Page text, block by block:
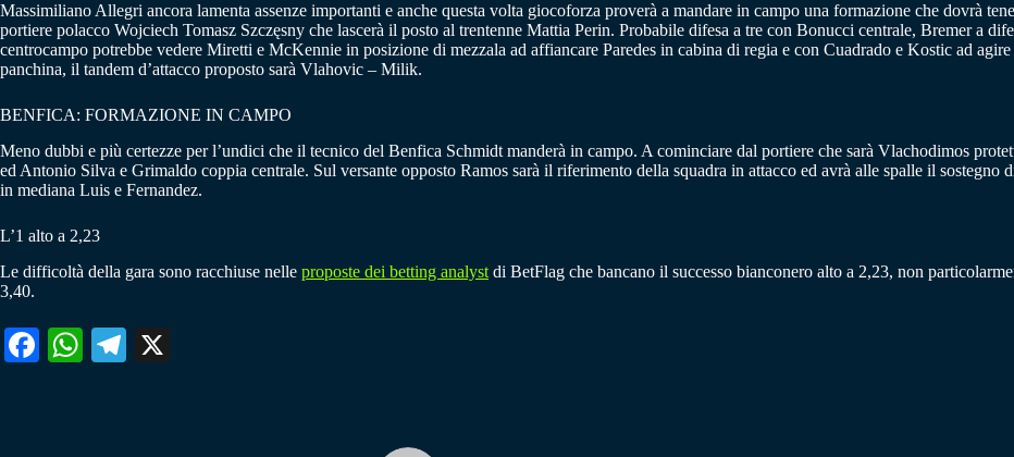
Massimiliano Allegri ancora lamenta assenze importanti e anche questa volta giocoforza proverà a mandare in campo una formazione che dovrà
portiere polacco Wojciech Tomasz Szczęsny che lascerà il posto al trentenne Mattia Perin. Probabile difesa a tre con Bonucci centrale, Bremer a
centrocampo potrebbe vedere Miretti e McKennie in posizione di mezzala ad affiancare Paredes in cabina di regia e con Cuadrado e Kostic ad
panchina, il tandem d’attacco proposto sarà Vlahovic – Milik.
BENFICA: FORMAZIONE IN CAMPO
Meno dubbi e più certezze per l’undici che il tecnico del Benfica Schmidt manderà in campo. A cominciare dal portiere che sarà Vlachodimos
ed Antonio Silva e Grimaldo coppia centrale. Sul versante opposto Ramos sarà il riferimento della squadra in attacco ed avrà alle spalle il
in mediana Luis e Fernandez.
L’1 alto a 2,23
Le difficoltà della gara sono racchiuse nelle proposte dei betting analyst di BetFlag che bancano il successo bianconero alto a 2,23, non
3,40.
Fa W
Te